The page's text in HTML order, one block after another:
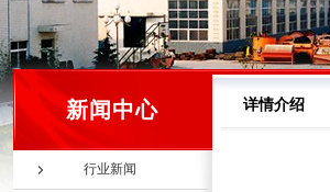
新闻中心
行业新闻
详情介绍